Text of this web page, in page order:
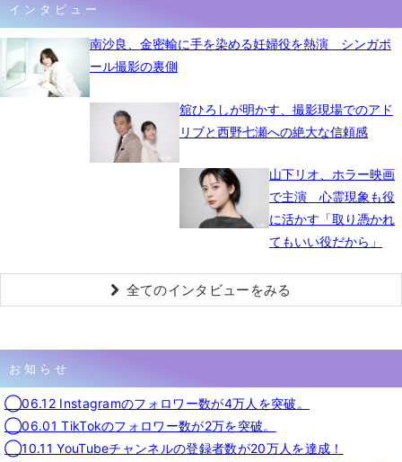
インタビュー
南沙良、金密輸に手を染める妊婦役を熱演 シンガポ
ール撮影の裏側
舘ひろしが明かす、撮影現場でのアド
リブと西野七瀬への絶大な信頼感
山下リオ、ホラー映画
で主演 心霊現象も役
に活かす「取り憑かれ
てもいい役だから」
全てのインタビューをみる
お知らせ
◯06.12 Instagramのフォロワー数が4万人を突破。
◯06.01 TikTokのフォロワー数が2万を突破。
◯10.11 YouTubeチャンネルの登録者数が20万人を達成！